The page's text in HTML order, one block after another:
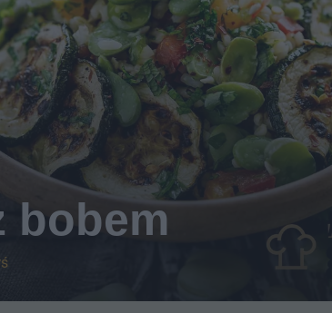
bobem